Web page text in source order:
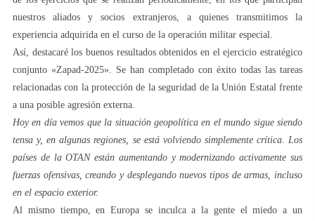
nuestros aliados y socios extranjeros, a quienes transmitimos la
experiencia adquirida en el curso de la operación militar especial.
Así, destacaré los buenos resultados obtenidos en el ejercicio estratégico
conjunto «Zapad-2025». Se han completado con éxito todas las tareas
relacionadas con la protección de la seguridad de la Unión Estatal frente
a una posible agresión externa.
Hoy en día vemos que la situación geopolítica en el mundo sigue siendo
tensa y, en algunas regiones, se está volviendo simplemente crítica. Los
países de la OTAN están aumentando y modernizando activamente sus
fuerzas ofensivas, creando y desplegando nuevos tipos de armas, incluso
en el espacio exterior.
Al mismo tiempo, en Europa se inculca a la gente el miedo a un